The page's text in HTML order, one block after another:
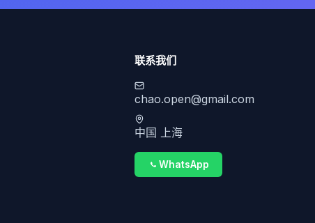
联系我们
chao.open@gmail.com
中国 上海
WhatsApp